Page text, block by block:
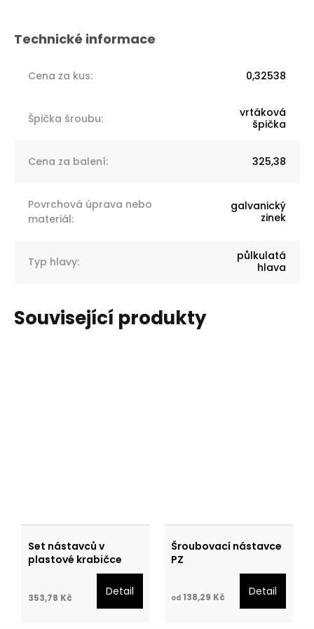
Cena za kus: 0,32538
Špička šroubu:
vrtáková
špička
Cena za balení: 325,38
Povrchová úprava nebo
materiál:
galvanický
zinek
Typ hlavy:
půlkulatá
hlava
Související produkty
Set nástavců v
plastové krabičce
353,78 Kč Detail
Šroubovací nástavce
PZ
od 138,29 Kč Detail